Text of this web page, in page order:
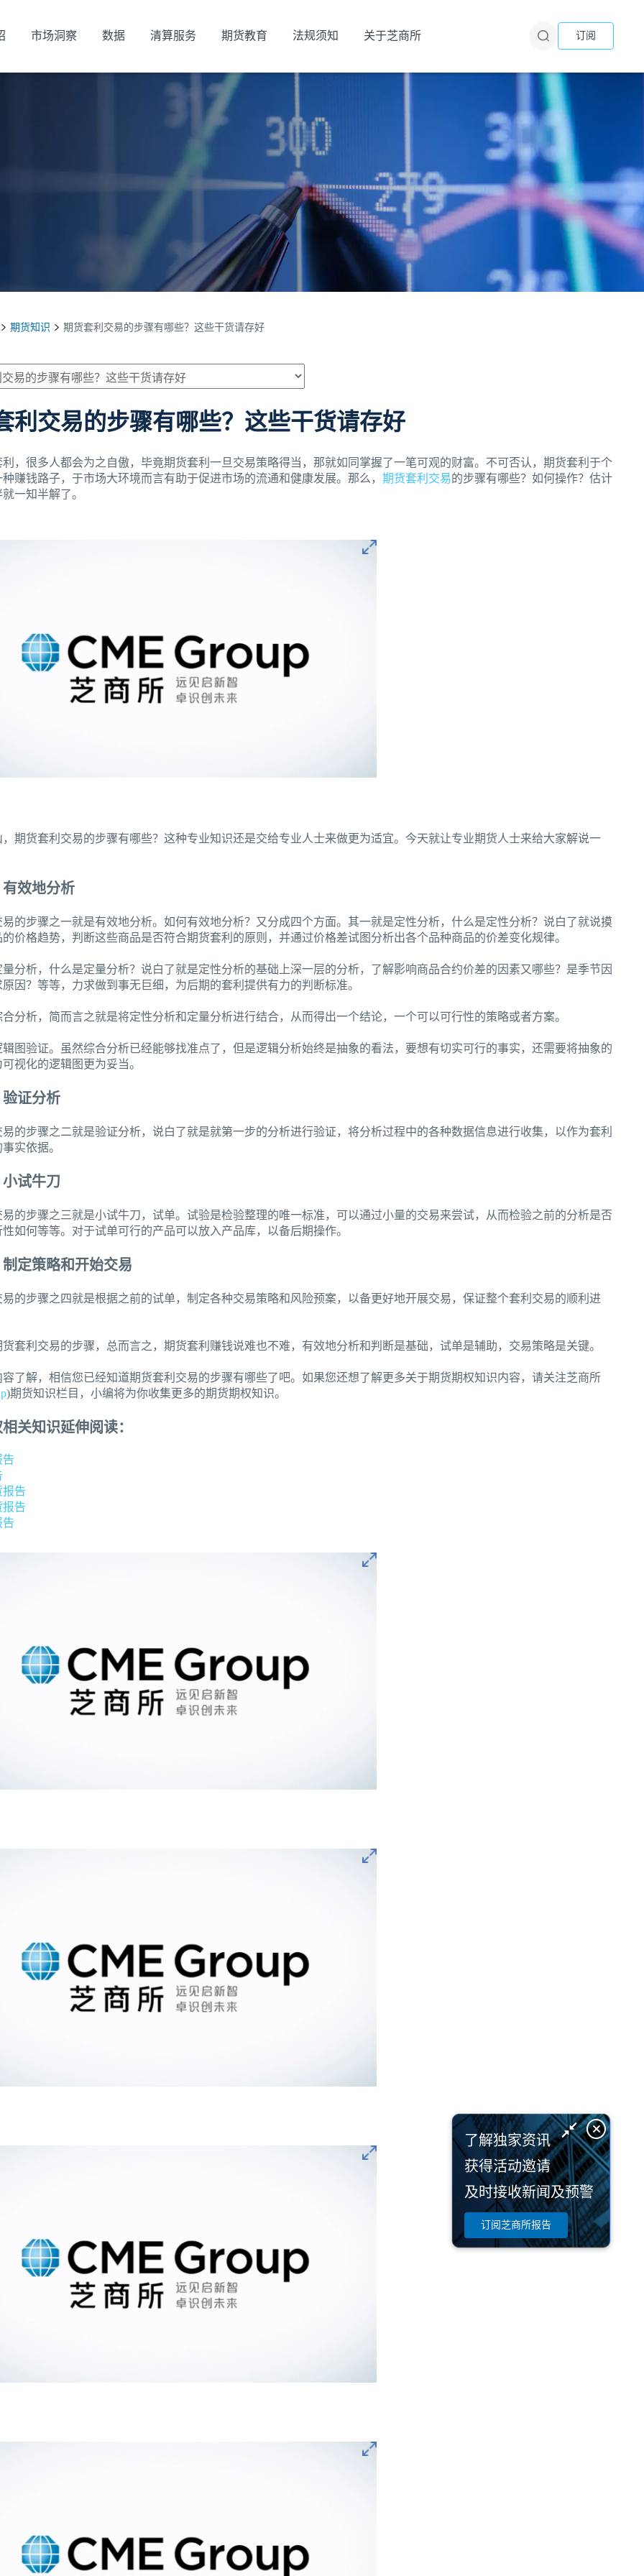
市场洞察 数据 清算服务 期货教育 法规须知 关于芝商所 订阅
期货知识 期货套利交易的步骤有哪些？这些干货请存好
利交易的步骤有哪些？这些干货请存好
，很多人都会为之自傲，毕竟期货套利一旦交易策略得当，那就如同掌握了一笔可观的财富。不可否认，期货套利于个
赚钱路子，于市场大环境而言有助于促进市场的流通和健康发展。那么， 期货套利交易的步骤有哪些？如何操作？估计
一知半解了。
期货套利交易的步骤有哪些？这种专业知识还是交给专业人士来做更为适宜。今天就让专业期货人士来给大家解说一
效地分析
的步骤之一就是有效地分析。如何有效地分析？又分成四个方面。其一就是定性分析，什么是定性分析？说白了就说摸
价格趋势，判断这些商品是否符合期货套利的原则，并通过价格差试图分析出各个品种商品的价差变化规律。
分析，什么是定量分析？说白了就是定性分析的基础上深一层的分析，了解影响商品合约价差的因素又哪些？是季节因
因？等等，力求做到事无巨细，为后期的套利提供有力的判断标准。
分析，简而言之就是将定性分析和定量分析进行结合，从而得出一个结论，一个可以可行性的策略或者方案。
图验证。虽然综合分析已经能够找准点了，但是逻辑分析始终是抽象的看法，要想有切实可行的事实，还需要将抽象的
视化的逻辑图更为妥当。
证分析
的步骤之二就是验证分析，说白了就是就第一步的分析进行验证，将分析过程中的各种数据信息进行收集，以作为套利
实依据。
试牛刀
的步骤之三就是小试牛刀，试单。试验是检验整理的唯一标准，可以通过小量的交易来尝试，从而检验之前的分析是否
如何等等。对于试单可行的产品可以放入产品库，以备后期操作。
定策略和开始交易
的步骤之四就是根据之前的试单，制定各种交易策略和风险预案，以备更好地开展交易，保证整个套利交易的顺利进
套利交易的步骤，总而言之，期货套利赚钱说难也不难，有效地分析和判断是基础，试单是辅助，交易策略是关键。
了解，相信您已经知道期货套利交易的步骤有哪些了吧。如果您还想了解更多关于期货期权知识内容，请关注芝商所
)期货知识栏目，小编将为你收集更多的期货期权知识。
关知识延伸阅读：
告
报告
报告
告
了解独家资讯
获得活动邀请
及时接收新闻及预警
订阅芝商所报告